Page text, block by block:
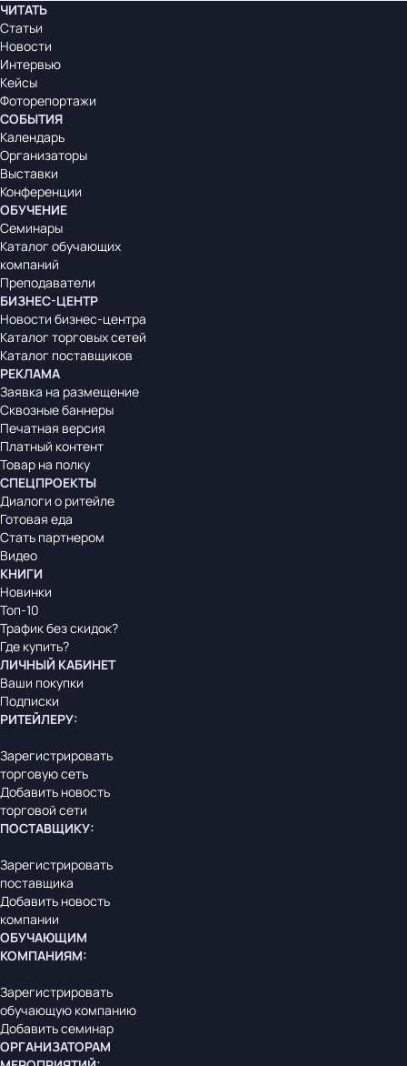
ЧИТАТЬ
Статьи
Новости
Интервью
Кейсы
Фоторепортажи
СОБЫТИЯ
Календарь
Организаторы
Выставки
Конференции
ОБУЧЕНИЕ
Семинары
Каталог обучающих
компаний
Преподаватели
БИЗНЕС-ЦЕНТР
Новости бизнес-центра
Каталог торговых сетей
Каталог поставщиков
РЕКЛАМА
Заявка на размещение
Сквозные баннеры
Печатная версия
Платный контент
Товар на полку
СПЕЦПРОЕКТЫ
Диалоги о ритейле
Готовая еда
Стать партнером
Видео
КНИГИ
Новинки
Топ-10
Трафик без скидок?
Где купить?
ЛИЧНЫЙ КАБИНЕТ
Ваши покупки
Подписки
РИТЕЙЛЕРУ:
Зарегистрировать
торговую сеть
Добавить новость
торговой сети
ПОСТАВЩИКУ:
Зарегистрировать
поставщика
Добавить новость
компании
ОБУЧАЮЩИМ
КОМПАНИЯМ:
Зарегистрировать
обучающую компанию
Добавить семинар
ОРГАНИЗАТОРАМ